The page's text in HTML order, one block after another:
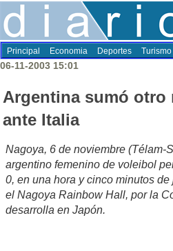
Principal Economia Deportes Turismo
06-11-2003 15:01
Argentina sumó otro
ante Italia
Nagoya, 6 de noviembre (Télam-
argentino femenino de voleibol
0, en una hora y cinco minutos
el Nagoya Rainbow Hall, por la
desarrolla en Japón.